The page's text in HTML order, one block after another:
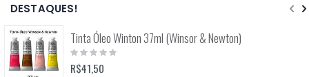
DESTAQUES!
Tinta Óleo Winton 37ml (Winsor & Newton)
Rating:
0%
R$41,50